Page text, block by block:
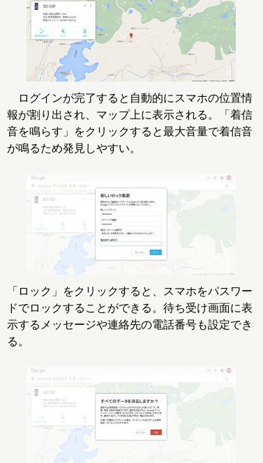
ログインが完了すると自動的にスマホの位置情
報が割り出され、マップ上に表示される。「着信
音を鳴らす」をクリックすると最大音量で着信音
が鳴るため発見しやすい。
「ロック」をクリックすると、スマホをパスワー
ドでロックすることができる。待ち受け画面に表
示するメッセージや連絡先の電話番号も設定でき
る。